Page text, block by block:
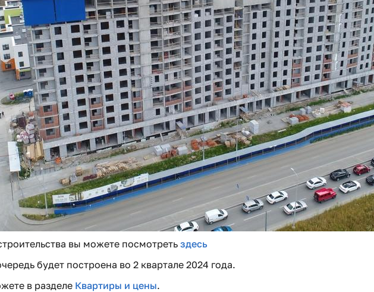
вы можете посмотреть здесь
будет построена во 2 квартале 2024 года.
в разделе Квартиры и цены.